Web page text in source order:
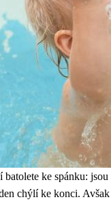
ke spánku:
chýlí ke konci.